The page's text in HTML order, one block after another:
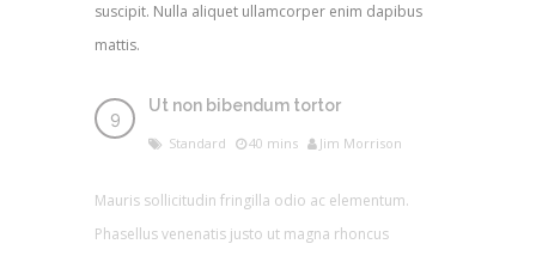
suscipit. Nulla aliquet ullamcorper enim dapibus
mattis.
Ut non bibendum tortor
Standard 40 mins Jim Morrison
Mauris sollicitudin fringilla odio ac elementum.
Phasellus venenatis justo ut magna rhoncus